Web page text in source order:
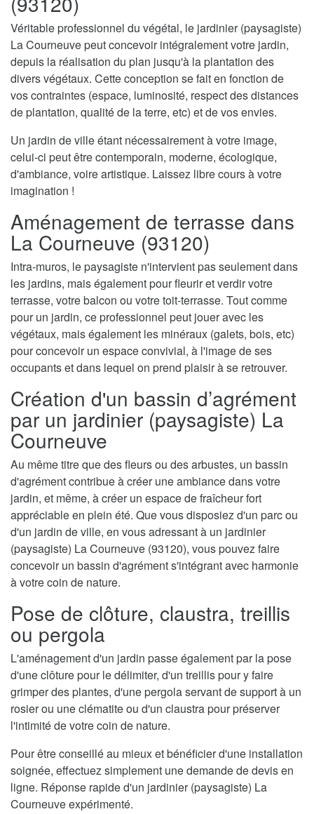
Véritable professionnel du végétal, le jardinier (paysagiste)
La Courneuve peut concevoir intégralement votre jardin,
depuis la réalisation du plan jusqu'à la plantation des
divers végétaux. Cette conception se fait en fonction de
vos contraintes (espace, luminosité, respect des distances
de plantation, qualité de la terre, etc) et de vos envies.
Un jardin de ville étant nécessairement à votre image,
celui-ci peut être contemporain, moderne, écologique,
d'ambiance, voire artistique. Laissez libre cours à votre
imagination !
Aménagement de terrasse dans
La Courneuve (93120)
Intra-muros, le paysagiste n'intervient pas seulement dans
les jardins, mais également pour fleurir et verdir votre
terrasse, votre balcon ou votre toit-terrasse. Tout comme
pour un jardin, ce professionnel peut jouer avec les
végétaux, mais également les minéraux (galets, bois, etc)
pour concevoir un espace convivial, à l'image de ses
occupants et dans lequel on prend plaisir à se retrouver.
Création d'un bassin d’agrément
par un jardinier (paysagiste) La
Courneuve
Au même titre que des fleurs ou des arbustes, un bassin
d'agrément contribue à créer une ambiance dans votre
jardin, et même, à créer un espace de fraîcheur fort
appréciable en plein été. Que vous disposiez d'un parc ou
d'un jardin de ville, en vous adressant à un jardinier
(paysagiste) La Courneuve (93120), vous pouvez faire
concevoir un bassin d'agrément s'intégrant avec harmonie
à votre coin de nature.
Pose de clôture, claustra, treillis
ou pergola
L'aménagement d'un jardin passe également par la pose
d'une clôture pour le délimiter, d'un treillis pour y faire
grimper des plantes, d'une pergola servant de support à un
rosier ou une clématite ou d'un claustra pour préserver
l'intimité de votre coin de nature.
Pour être conseillé au mieux et bénéficier d'une installation
soignée, effectuez simplement une demande de devis en
ligne. Réponse rapide d'un jardinier (paysagiste) La
Courneuve expérimenté.